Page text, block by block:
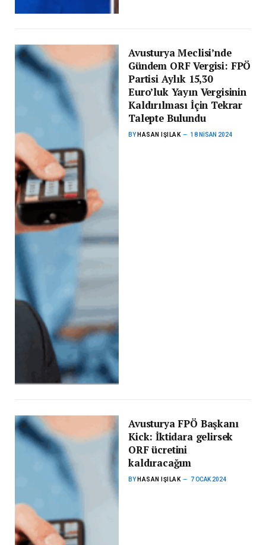
Avusturya Meclisi’nde
Gündem ORF Vergisi: FPÖ
Partisi Aylık 15,30
Euro’luk Yayın Vergisinin
Kaldırılması İçin Tekrar
Talepte Bulundu
BY HASAN IŞILAK 18 NISAN 2024
Avusturya FPÖ Başkanı
Kick: İktidara gelirsek
ORF ücretini
kaldıracağım
BY HASAN IŞILAK 7 OCAK 2024